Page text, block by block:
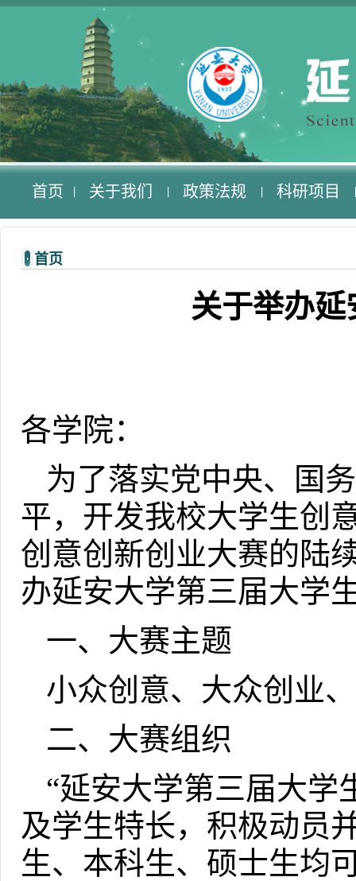
首页 | 关于我们 | 政策法规 | 科研项目 |
首页
关于举办
各学院：
为了落实党中央、国
平，开发我校大学生创
创意创新创业大赛的陆
办延安大学第三届大学
一、大赛主题
小众创意、大众创业
二、大赛组织
“延安大学第三届大学
及学生特长，积极动员
生、本科生、硕士生均